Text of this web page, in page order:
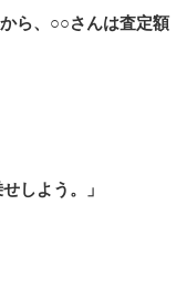
ら、○○さんは査定額
しよう。」